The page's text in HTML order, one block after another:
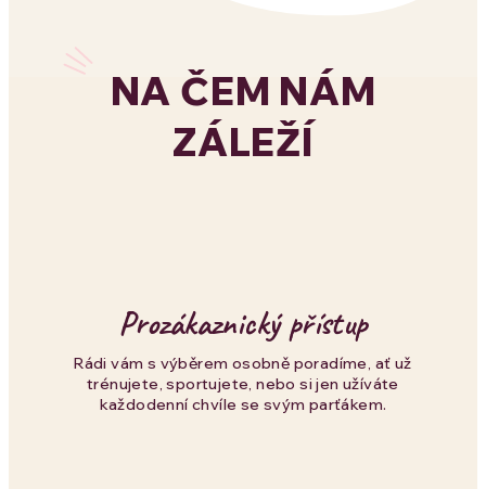
á
d
p
r
v
NA ČEM NÁM
ZÁLEŽÍ
Prozákaznický přístup
Rádi vám s výběrem osobně poradíme, ať už
trénujete, sportujete, nebo si jen užíváte
každodenní chvíle se svým parťákem.